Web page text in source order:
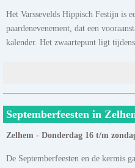
Het Varssevelds Hippisch Festijn is
paardenevenement, dat een
kalender. Het zwaartepunt ligt tijdens
Septemberfeesten in
Zelhem - Donderdag 16 t/m
De Septemberfeesten en de kermis